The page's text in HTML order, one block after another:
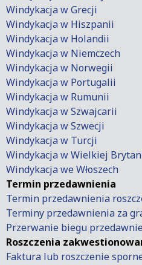
Windykacja w Grecji
Windykacja w Hiszpanii
Windykacja w Holandii
Windykacja w Niemczech
Windykacja w Norwegii
Windykacja w Portugalii
Windykacja w Rumunii
Windykacja w Szwajcarii
Windykacja w Szwecji
Windykacja w Turcji
Windykacja w Wielkiej
Windykacja we Włoszech
Termin przedawnienia
Termin przedawnienia
Terminy przedawnienia za
Przerwanie biegu
Roszczenia
Faktura lub roszczenie